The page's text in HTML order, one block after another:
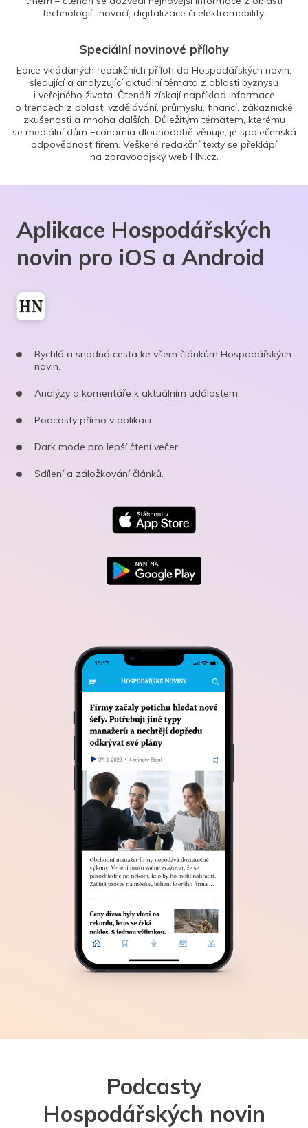
technologií, inovací, digitalizace či elektromobility.
Speciální novinové přílohy
Edice vkládaných redakčních příloh do Hospodářských novin,
sledující a analyzující aktuální témata z oblasti byznysu
i veřejného života. Čtenáři získají například informace
o trendech z oblasti vzdělávání, průmyslu, financí, zákaznické
zkušenosti a mnoha dalších. Důležitým tématem, kterému
se mediální dům Economia dlouhodobě věnuje, je společenská
odpovědnost firem. Veškeré redakční texty se překlápí
na zpravodajský web HN.cz.
Aplikace Hospodářských
novin pro iOS a Android
Rychlá a snadná cesta ke všem článkům Hospodářských
novin.
Analýzy a komentáře k aktuálním událostem.
Podcasty přímo v aplikaci.
Dark mode pro lepší čtení večer.
Sdílení a záložkování článků.
Podcasty
Hospodářských novin